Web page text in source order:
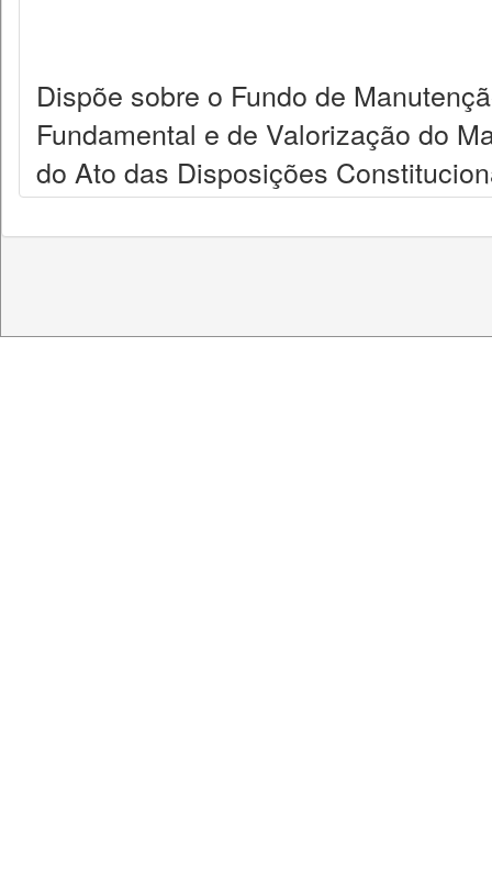
Dispõe sobre o Fundo de
Fundamental e de Valorização do
do Ato das Disposições